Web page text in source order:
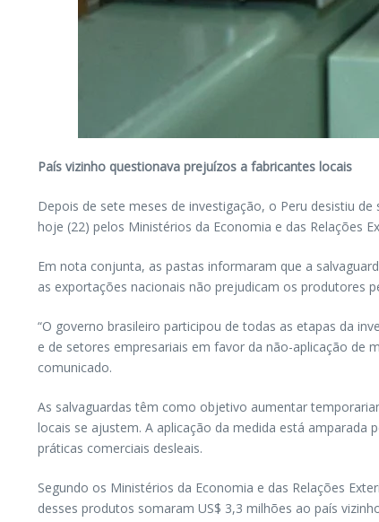
País vizinho questionava prejuízos a fabricantes locais
Depois de sete meses de investigação, o Peru desistiu
hoje (22) pelos Ministérios da Economia e das Relações
Em nota conjunta, as pastas informaram que a
as exportações nacionais não prejudicam os produtores
“O governo brasileiro participou de todas as etapas da
e de setores empresariais em favor da não-aplicação de
comunicado.
As salvaguardas têm como objetivo aumentar
locais se ajustem. A aplicação da medida está amparada
práticas comerciais desleais.
Segundo os Ministérios da Economia e das Relações
desses produtos somaram US$ 3,3 milhões ao país